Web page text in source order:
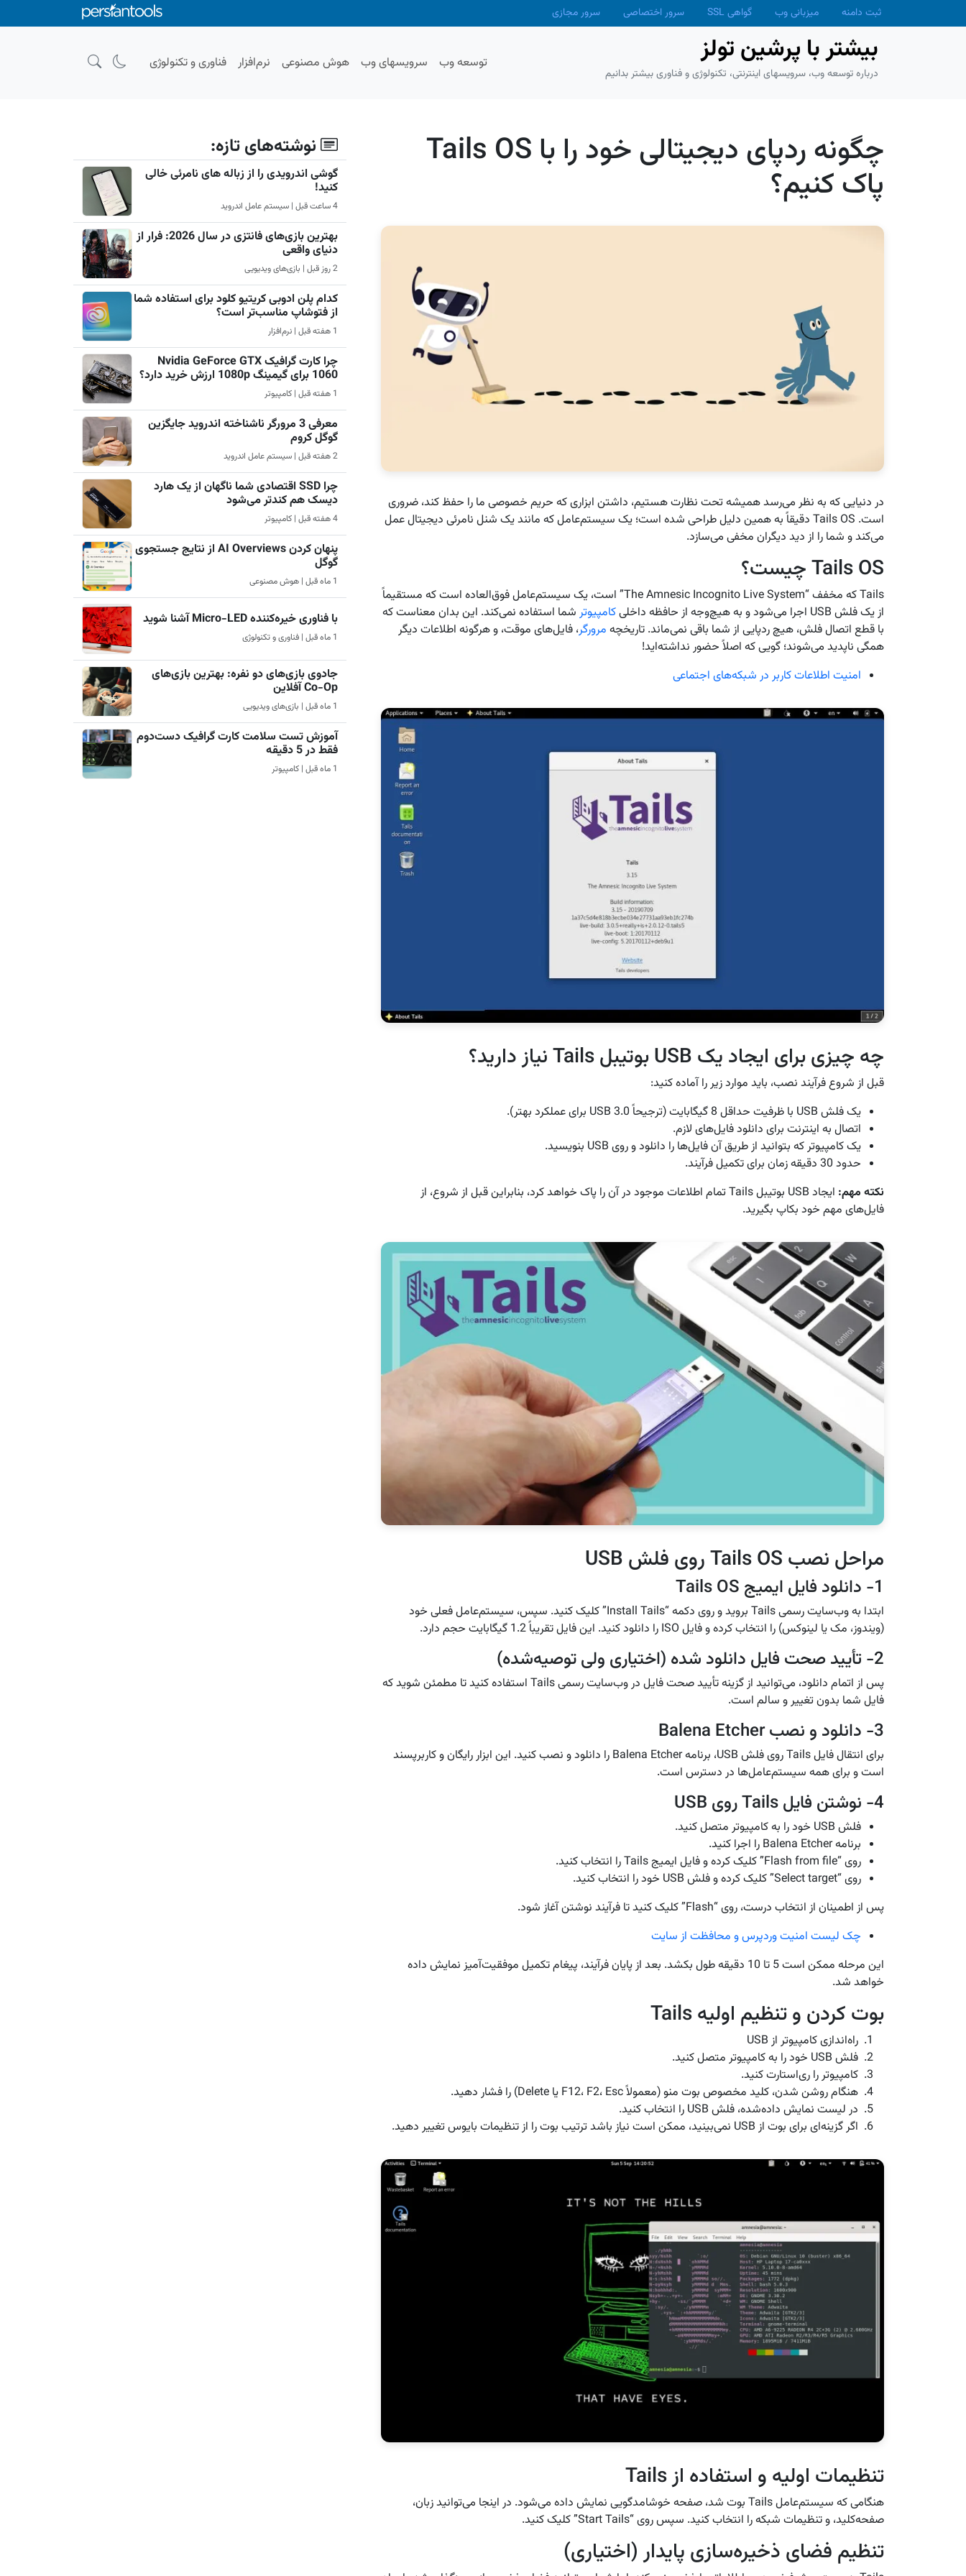
Skip to main contentثبت دامنه میزبانی وب گواهی SSL سرور اختصاصی سرور مجازی
بیشتر با پرشین تولز
درباره توسعه وب، سرویسهای اینترنتی، تکنولوژی و فناوری بیشتر بدانیم
توسعه وب سرویسهای وب هوش مصنوعی نرم‌افزار فناوری و تکنولوژی
چگونه ردپای دیجیتالی خود را با Tails OS
پاک کنیم؟
در دنیایی که به نظر می‌رسد همیشه تحت نظارت هستیم، داشتن ابزاری که حریم خصوصی ما را حفظ کند، ضروری
است. Tails OS دقیقاً به همین دلیل طراحی شده است؛ یک سیستم‌عامل که مانند یک شنل نامرئی دیجیتال عمل
می‌کند و شما را از دید دیگران مخفی می‌سازد.
Tails OS چیست؟
Tails که مخفف “The Amnesic Incognito Live System” است، یک سیستم‌عامل فوق‌العاده است که مستقیماً
از یک فلش USB اجرا می‌شود و به هیچ‌وجه از حافظه داخلی
کامپیوتر شما استفاده نمی‌کند. این بدان معناست که
با قطع اتصال فلش، هیچ ردپایی از شما باقی نمی‌ماند. تاریخچه مرورگر، فایل‌های موقت، و هرگونه اطلاعات دیگر
همگی ناپدید می‌شوند؛ گویی که اصلاً حضور نداشته‌اید!
امنیت اطلاعات کاربر در شبکه‌های اجتماعی
چه چیزی برای ایجاد یک USB بوتیبل Tails نیاز دارید؟
قبل از شروع فرآیند نصب، باید موارد زیر را آماده کنید:
یک فلش USB با ظرفیت حداقل 8 گیگابایت (ترجیحاً USB 3.0 برای عملکرد بهتر).
اتصال به اینترنت برای دانلود فایل‌های لازم.
یک کامپیوتر که بتوانید از طریق آن فایل‌ها را دانلود و روی USB بنویسید.
حدود 30 دقیقه زمان برای تکمیل فرآیند.
نکته مهم:
ایجاد USB بوتیبل Tails تمام اطلاعات موجود در آن را پاک خواهد کرد، بنابراین قبل از شروع، از
فایل‌های مهم خود بکاپ بگیرید.
مراحل نصب Tails OS روی فلش USB
1- دانلود فایل ایمیج Tails OS
ابتدا به وب‌سایت رسمی Tails بروید و روی دکمه “Install Tails” کلیک کنید. سپس، سیستم‌عامل فعلی خود
(ویندوز، مک یا لینوکس) را انتخاب کرده و فایل ISO را دانلود کنید. این فایل تقریباً 1.2 گیگابایت حجم دارد.
2- تأیید صحت فایل دانلود شده (اختیاری ولی توصیه‌شده)
پس از اتمام دانلود، می‌توانید از گزینه تأیید صحت فایل در وب‌سایت رسمی Tails استفاده کنید تا مطمئن شوید که
فایل شما بدون تغییر و سالم است.
3- دانلود و نصب Balena Etcher
برای انتقال فایل Tails روی فلش USB، برنامه Balena Etcher را دانلود و نصب کنید. این ابزار رایگان و کاربرپسند
است و برای همه سیستم‌عامل‌ها در دسترس است.
4- نوشتن فایل Tails روی USB
فلش USB خود را به کامپیوتر متصل کنید.
برنامه Balena Etcher را اجرا کنید.
روی “Flash from file” کلیک کرده و فایل ایمیج Tails را انتخاب کنید.
روی “Select target” کلیک کرده و فلش USB خود را انتخاب کنید.
پس از اطمینان از انتخاب درست، روی “Flash” کلیک کنید تا فرآیند نوشتن آغاز شود.
چک لیست امنیت وردپرس و محافظت از سایت
این مرحله ممکن است 5 تا 10 دقیقه طول بکشد. بعد از پایان فرآیند، پیغام تکمیل موفقیت‌آمیز نمایش داده
خواهد شد.
بوت کردن و تنظیم اولیه Tails
راه‌اندازی کامپیوتر از USB
فلش USB خود را به کامپیوتر متصل کنید.
کامپیوتر را ری‌استارت کنید.
هنگام روشن شدن، کلید مخصوص بوت منو (معمولاً F12، F2، Esc یا Delete) را فشار دهید.
در لیست نمایش داده‌شده، فلش USB را انتخاب کنید.
اگر گزینه‌ای برای بوت از USB نمی‌بینید، ممکن است نیاز باشد ترتیب بوت را از تنظیمات بایوس تغییر دهید.
تنظیمات اولیه و استفاده از Tails
هنگامی که سیستم‌عامل Tails بوت شد، صفحه خوشامدگویی نمایش داده می‌شود. در اینجا می‌توانید زبان،
صفحه‌کلید، و تنظیمات شبکه را انتخاب کنید. سپس روی “Start Tails” کلیک کنید.
تنظیم فضای ذخیره‌سازی پایدار (اختیاری)
نوشته‌های تازه:
گوشی اندرویدی را از زباله های نامرئی خالی
کنید!
4 ساعت قبل | سیستم عامل اندروید
بهترین بازی‌های فانتزی در سال 2026: فرار از
دنیای واقعی
2 روز قبل | بازی‌های ویدیویی
کدام پلن ادوبی کریتیو کلود برای استفاده شما
از فتوشاپ مناسب‌تر است؟
1 هفته قبل | نرم‌افزار
چرا کارت گرافیک Nvidia GeForce GTX
1060 برای گیمینگ 1080p ارزش خرید دارد؟
1 هفته قبل | کامپیوتر
معرفی 3 مرورگر ناشناخته اندروید جایگزین
گوگل کروم
2 هفته قبل | سیستم عامل اندروید
چرا SSD اقتصادی شما ناگهان از یک هارد
دیسک هم کندتر می‌شود
4 هفته قبل | کامپیوتر
پنهان کردن AI Overviews از نتایج جستجوی
گوگل
1 ماه قبل | هوش مصنوعی
با فناوری خیره‌کننده Micro-LED آشنا شوید
1 ماه قبل | فناوری و تکنولوژی
جادوی بازی‌های دو نفره: بهترین بازی‌های
Co-Op آفلاین
1 ماه قبل | بازی‌های ویدیویی
آموزش تست سلامت کارت گرافیک دست‌دوم
فقط در 5 دقیقه
1 ماه قبل | کامپیوتر